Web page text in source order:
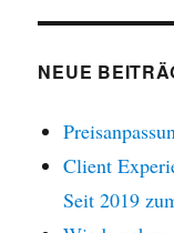
NEUE
Client
Seit 2019